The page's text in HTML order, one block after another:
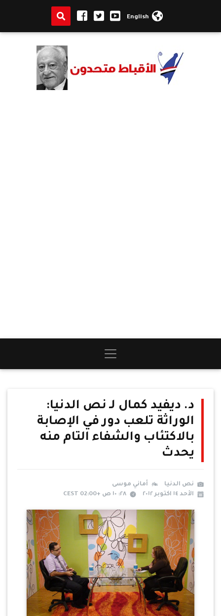
English
د. ديفيد كمال لـ نص الدنيا:
الوراثة تلعب دور في الإصابة
بالاكتئاب والشفاء التام منه
يحدث
نص الدنيا
أماني موسى
الأحد ١٤ اكتوبر ٢٠١٢
٢٨: ١٠ ص +02:00 CEST